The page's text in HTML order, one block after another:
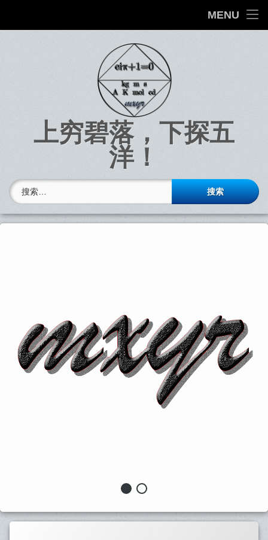
MENU
上穷碧落，下探五
洋！
搜索：
Top